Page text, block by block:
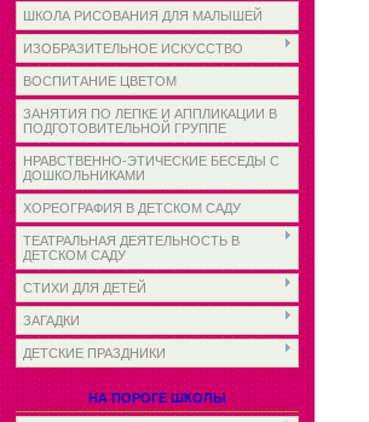
ШКОЛА РИСОВАНИЯ ДЛЯ МАЛЫШЕЙ
ИЗОБРАЗИТЕЛЬНОЕ ИСКУССТВО
ВОСПИТАНИЕ ЦВЕТОМ
ЗАНЯТИЯ ПО ЛЕПКЕ И АППЛИКАЦИИ В
ПОДГОТОВИТЕЛЬНОЙ ГРУППЕ
НРАВСТВЕННО-ЭТИЧЕСКИЕ БЕСЕДЫ С
ДОШКОЛЬНИКАМИ
ХОРЕОГРАФИЯ В ДЕТСКОМ САДУ
ТЕАТРАЛЬНАЯ ДЕЯТЕЛЬНОСТЬ В
ДЕТСКОМ САДУ
СТИХИ ДЛЯ ДЕТЕЙ
ЗАГАДКИ
ДЕТСКИЕ ПРАЗДНИКИ
НА ПОРОГЕ ШКОЛЫ